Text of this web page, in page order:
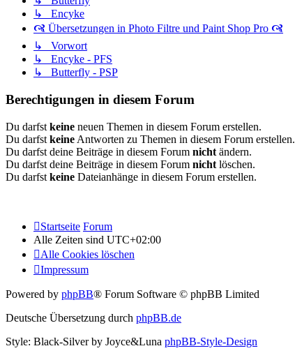
↳ Encyke
🙧 Übersetzungen in Photo Filtre und Paint Shop Pro 🙧
↳ Vorwort
↳ Encyke - PFS
↳ Butterfly - PSP
Berechtigungen in diesem Forum
Du darfst keine neuen Themen in diesem Forum erstellen.
Du darfst keine Antworten zu Themen in diesem Forum erstellen.
Du darfst deine Beiträge in diesem Forum nicht ändern.
Du darfst deine Beiträge in diesem Forum nicht löschen.
Du darfst keine Dateianhänge in diesem Forum erstellen.
Startseite Forum
Alle Zeiten sind UTC+02:00
Alle Cookies löschen
Impressum
Powered by phpBB® Forum Software © phpBB Limited
Deutsche Übersetzung durch phpBB.de
Style: Black-Silver by Joyce&Luna phpBB-Style-Design